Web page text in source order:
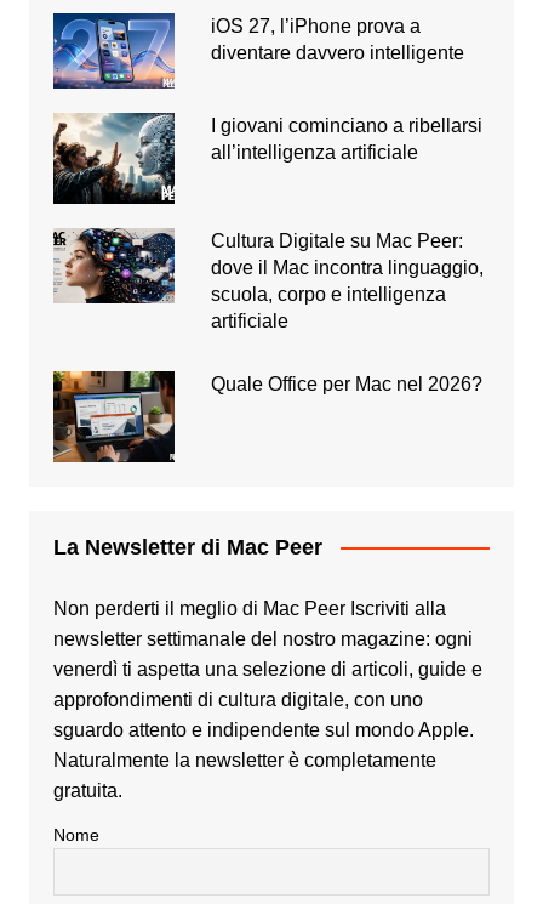
iOS 27, l’iPhone prova a
diventare davvero intelligente
I giovani cominciano a ribellarsi
all’intelligenza artificiale
Cultura Digitale su Mac Peer:
dove il Mac incontra linguaggio,
scuola, corpo e intelligenza
artificiale
Quale Office per Mac nel 2026?
La Newsletter di Mac Peer
Non perderti il meglio di Mac Peer Iscriviti alla
newsletter settimanale del nostro magazine: ogni
venerdì ti aspetta una selezione di articoli, guide e
approfondimenti di cultura digitale, con uno
sguardo attento e indipendente sul mondo Apple.
Naturalmente la newsletter è completamente
gratuita.
Nome